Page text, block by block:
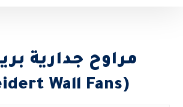
مراوح جدارية
(Breidert Wall Fans)